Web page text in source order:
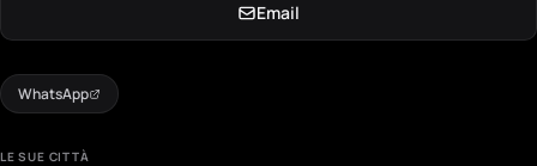
Email
WhatsApp
LE SUE CITTÀ